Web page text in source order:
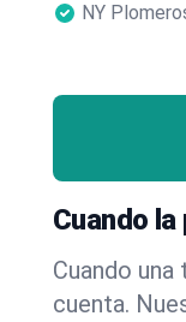
NY
Cuando
Cuando
cuenta.